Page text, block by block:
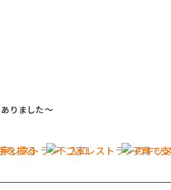
りました〜